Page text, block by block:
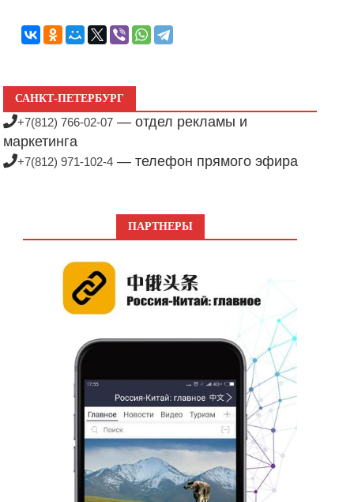
САНКТ-ПЕТЕРБУРГ
+7(812) 766-02-07 — отдел рекламы и
маркетинга
+7(812) 971-102-4 — телефон прямого эфира
ПАРТНЕРЫ